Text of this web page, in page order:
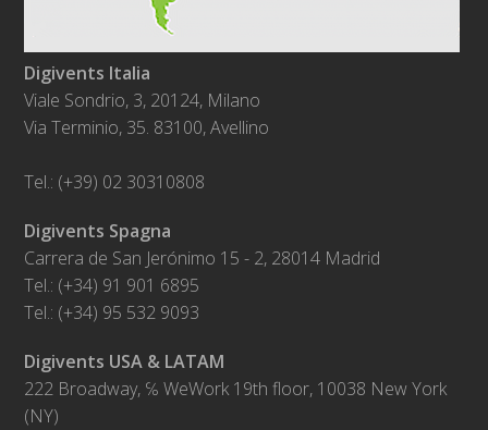
Digivents Italia
Viale Sondrio, 3, 20124, Milano
Via Terminio, 35. 83100, Avellino
Tel.: (+39) 02 30310808
Digivents Spagna
Carrera de San Jerónimo 15 - 2, 28014 Madrid
Tel.: (+34) 91 901 6895
Tel.: (+34) 95 532 9093
Digivents USA & LATAM
222 Broadway, ℅ WeWork 19th floor, 10038 New York
(NY)